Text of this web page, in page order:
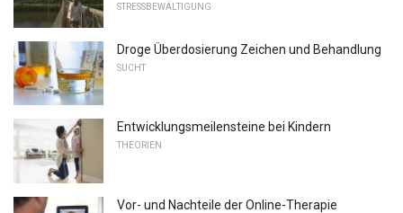
STRESSBEWÄLTIGUNG
Droge Überdosierung Zeichen und Behandlung
SUCHT
Entwicklungsmeilensteine ​​bei Kindern
THEORIEN
Vor- und Nachteile der Online-Therapie